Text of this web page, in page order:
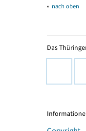
▴ nach oben
Das